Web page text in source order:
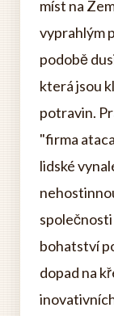
míst na
vyprahlým
podobě
která jsou
potravin.
"firma
lidské
bohatství
dopad na